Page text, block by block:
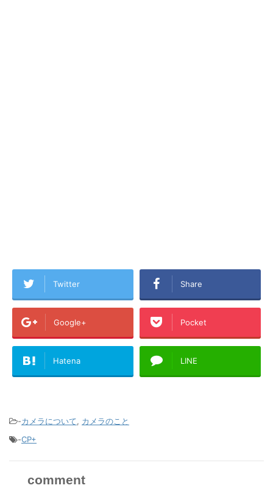
Twitter Share
Google+ Pocket
Hatena LINE
-カメラについて, カメラのこと
-CP+
comment